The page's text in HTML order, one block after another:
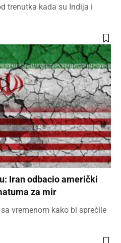
trenutka kada su Indija i
Iran odbacio američki
za mir
vremenom kako bi sprečile